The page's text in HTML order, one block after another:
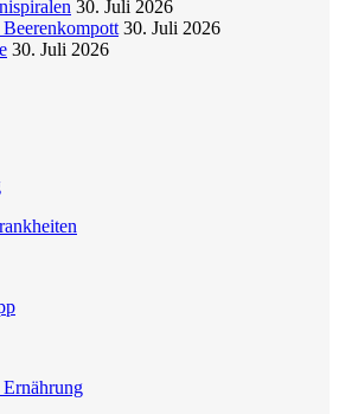
30. Juli 2026
30. Juli 2026
30. Juli 2026